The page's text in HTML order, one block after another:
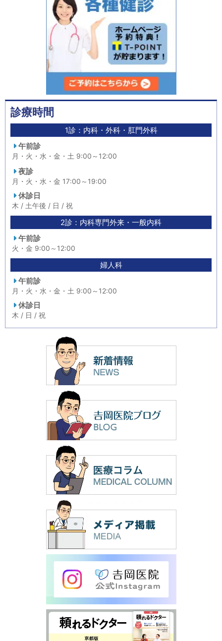
診療時間
1診：内科・外科・肛門外科
午前診
月・火・水・金・土 9:00～12:00
夜診
月・火・水・金 17:00～19:00
休診日
木 / 土午後 / 日 / 祝
2診：内科専門外来・一般内科
午前診
火・金 9:00～12:00
婦人科
午前診
月・火・水・金・土 9:00～12:00
休診日
木 / 日 / 祝